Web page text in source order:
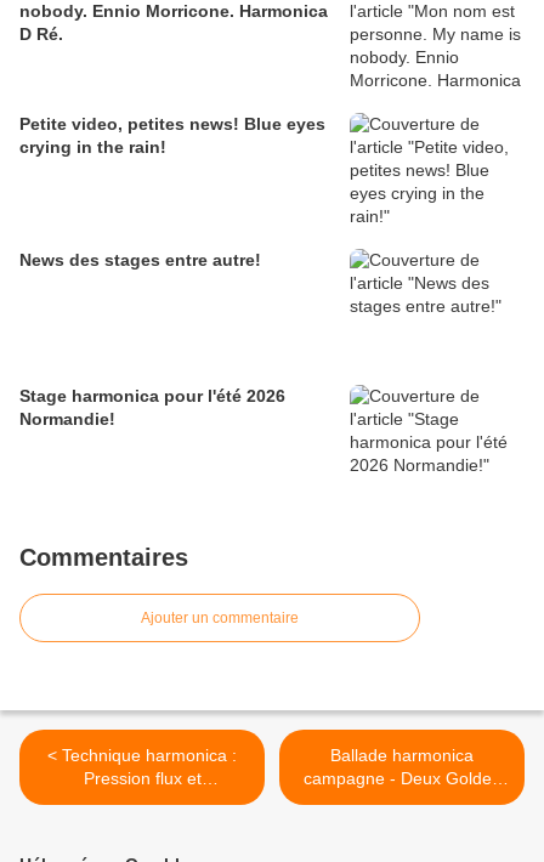
nobody. Ennio Morricone. Harmonica
D Ré.
Petite video, petites news! Blue eyes
crying in the rain!
News des stages entre autre!
Stage harmonica pour l'été 2026
Normandie!
Commentaires
Ajouter un commentaire
< Technique harmonica :
Pression flux et
mouvements langue
Ballade harmonica
campagne - Deux Golden
Melody au jardin >